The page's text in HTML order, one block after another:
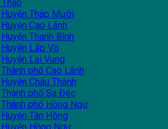
Huyện Tháp Mười
Huyện Cao Lãnh
Huyện Thanh Bình
Huyện Lấp Vò
Huyện Lai Vung
Thành phố Cao Lãnh
Huyện Châu Thành
Thành phố Sa Đéc
Thành phố Hồng Ngự
Huyện Tân Hồng